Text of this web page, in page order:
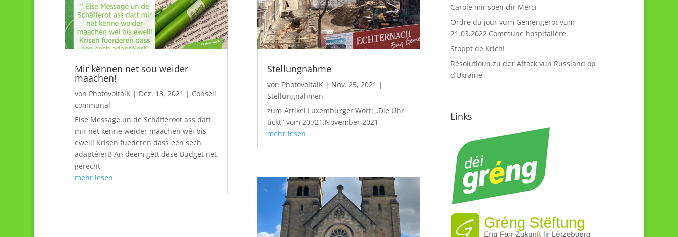
Mir kënnen net sou weider
maachen!
von PhotovoltaiK| Dez. 13, 2021 | Conseil
communal
Eise Message un de Schäfferoot ass datt
mir net kënne weider maachen wéi bis
ewell! Krisen fuederen dass een sech
adaptéiert! An deem gëtt dëse Budget net
gerecht
mehr lesen
Stellungnahme
von PhotovoltaiK | Nov. 25, 2021 |
Stellungnahmen
zum Artikel Luxemburger Wort: „Die Uhr
tickt“ vom 20./21.November 2021
mehr lesen
Carole mir soen dir Merci
Ordre du jour vum Gemengerot vum
21.03.2022 Commune hospitalière.
Stoppt de Krich!
Résolutioun zu der Attack vun Russland op
d’Ukraine
Links